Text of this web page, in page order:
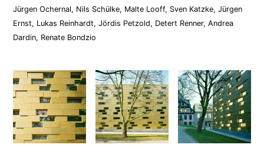
Jürgen Ochernal, Nils Schülke, Malte Looff, Sven Katzke, Jürgen
Ernst, Lukas Reinhardt, Jördis Petzold, Detert Renner, Andrea
Dardin, Renate Bondzio